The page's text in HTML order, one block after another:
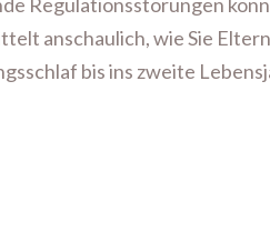
anschaulich, wie Sie
bis ins zweite